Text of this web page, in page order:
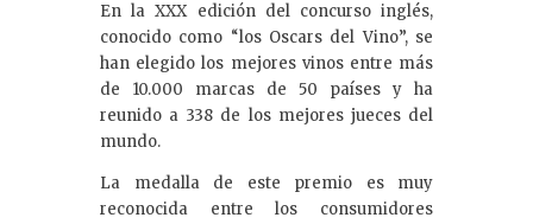
En la XXX edición del concurso inglés,
conocido como “los Oscars del Vino”, se
han elegido los mejores vinos entre más
de 10.000 marcas de 50 países y ha
reunido a 338 de los mejores jueces del
mundo.
La medalla de este premio es muy
reconocida entre los consumidores